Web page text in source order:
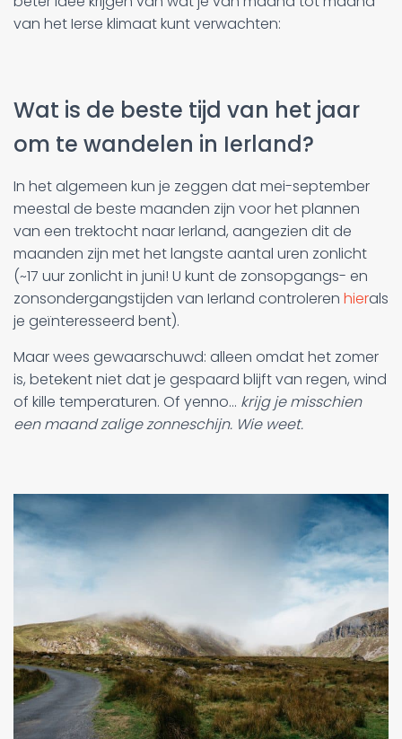
van het Ierse klimaat kunt verwachten:
Wat is de beste tijd van het jaar
om te wandelen in Ierland?
In het algemeen kun je zeggen dat mei-september
meestal de beste maanden zijn voor het plannen
van een trektocht naar Ierland, aangezien dit de
maanden zijn met het langste aantal uren zonlicht
(~17 uur zonlicht in juni! U kunt de zonsopgangs- en
zonsondergangstijden van Ierland controleren hierals
je geïnteresseerd bent).
Maar wees gewaarschuwd: alleen omdat het zomer
is, betekent niet dat je gespaard blijft van regen, wind
of kille temperaturen. Of yenno... krijg je misschien
een maand zalige zonneschijn. Wie weet.